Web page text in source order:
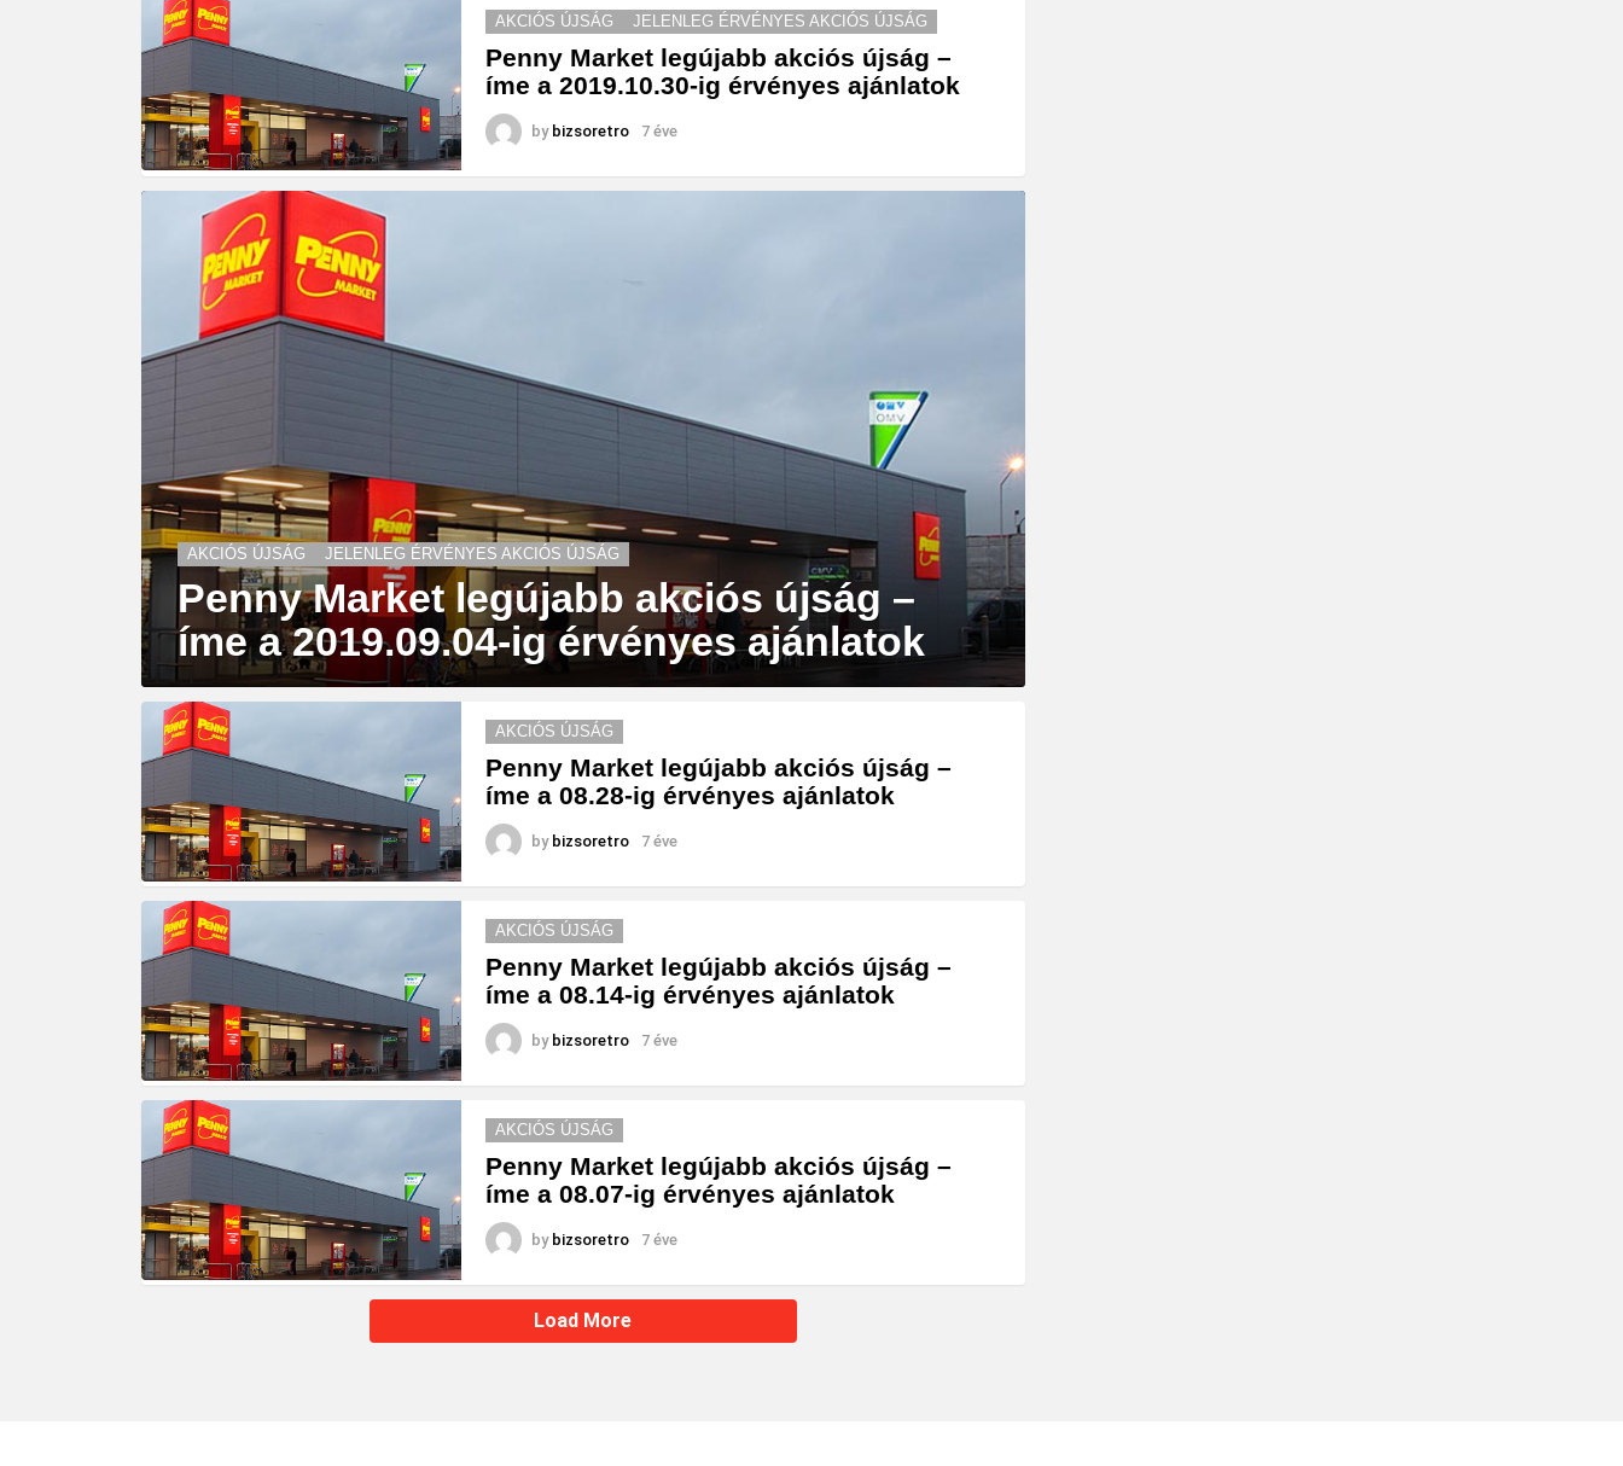
AKCIÓS ÚJSÁG JELENLEG ÉRVÉNYES AKCIÓS ÚJSÁG
Penny Market legújabb akciós újság –
íme a 2019.10.30-ig érvényes ajánlatok
by bizsoretro 7 éve
AKCIÓS ÚJSÁG JELENLEG ÉRVÉNYES AKCIÓS ÚJSÁG
Penny Market legújabb akciós újság –
íme a 2019.09.04-ig érvényes ajánlatok
AKCIÓS ÚJSÁG
Penny Market legújabb akciós újság –
íme a 08.28-ig érvényes ajánlatok
by bizsoretro 7 éve
AKCIÓS ÚJSÁG
Penny Market legújabb akciós újság –
íme a 08.14-ig érvényes ajánlatok
by bizsoretro 7 éve
AKCIÓS ÚJSÁG
Penny Market legújabb akciós újság –
íme a 08.07-ig érvényes ajánlatok
by bizsoretro 7 éve
Load More